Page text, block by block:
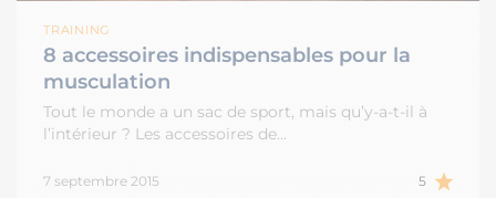
TRAINING
8 accessoires indispensables pour la
musculation
Tout le monde a un sac de sport, mais qu’y-a-t-il à
l’intérieur ? Les accessoires de…
7 septembre 2015 5